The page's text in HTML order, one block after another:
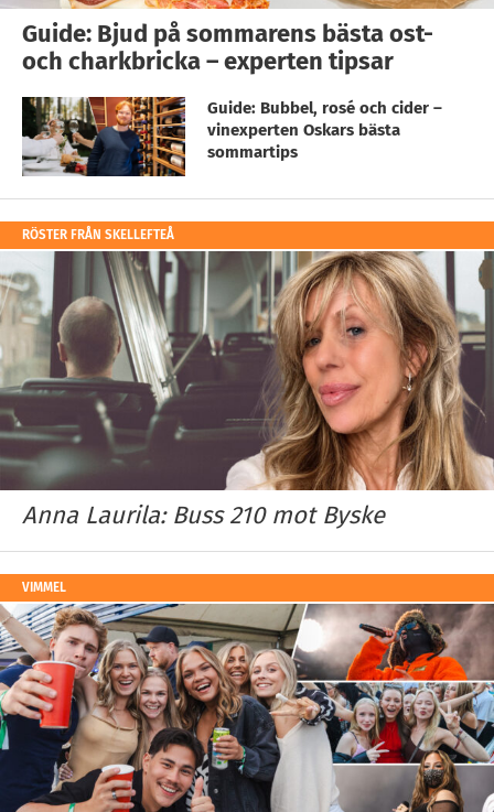
Guide: Bjud på sommarens bästa ost-
och charkbricka – experten tipsar
Guide: Bubbel, rosé och cider –
vinexperten Oskars bästa
sommartips
RÖSTER FRÅN SKELLEFTEÅ
Anna Laurila: Buss 210 mot Byske
VIMMEL